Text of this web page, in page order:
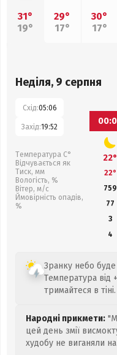
31°
19°
29°
17°
30°
17°
Неділя, 9 серпня
Схід:05:06
Захід:19:52
Температура С°
Відчувається як
Тиск, мм
Вологість, %
Вітер, м/с
Ймовірність опадів,
%
22°
22°
759
77
3
4
Зранку небо
Температура від
тримайтеся в
Народні прикмети:
цей день змії
худобу не виганяли